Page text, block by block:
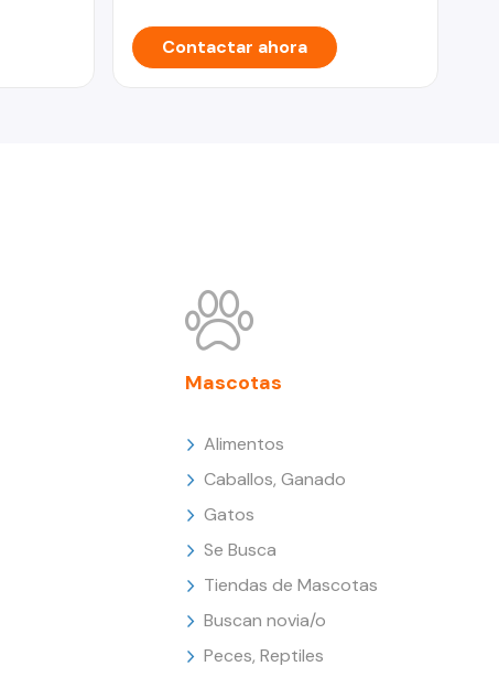
Contactar ahora
Mascotas
Alimentos
Caballos, Ganado
Gatos
Se Busca
Tiendas de Mascotas
Buscan novia/o
Peces, Reptiles